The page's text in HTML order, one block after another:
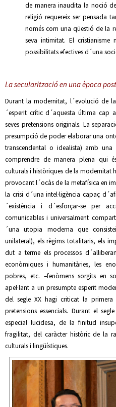
de manera inaudita la noció
religió requereix ser pensada
només com una qüestió de la
seva intimitat. El
possibilitats efectives d´una
La secularització en una època
Durant la modernitat, l´evolució de
´esperit crític d´aquesta última cap
seves pretensions originals. La
presumpció de poder elaborar una
transcendental o idealista) amb
comprendre de manera plena qui
culturals i històriques de la modernitat
provocant l´ocàs de la metafísica en
la crisi d´una intel·ligència capaç
´existència i d´esforçar-se per
comunicables i universalment
´una utopia moderna que
unilateral), els règims totalitaris, els
dut a terme els processos
econòmiques i humanitàries, les
pobres, etc. –fenòmens sorgits en
apel·lant a un presumpte esperit
del segle XX hagi criticat la primera
pretensions essencials. Durant el
especial lucidesa, de la finitud
fragilitat, del caràcter històric de la
culturals i lingüístiques.